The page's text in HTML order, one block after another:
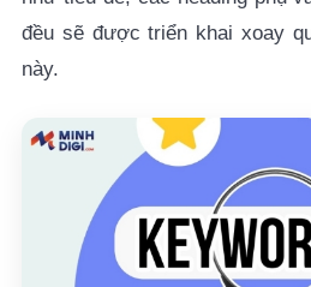
6. Sai lầm phổ biến khi chọn
đều sẽ được triển khai xoay
này.